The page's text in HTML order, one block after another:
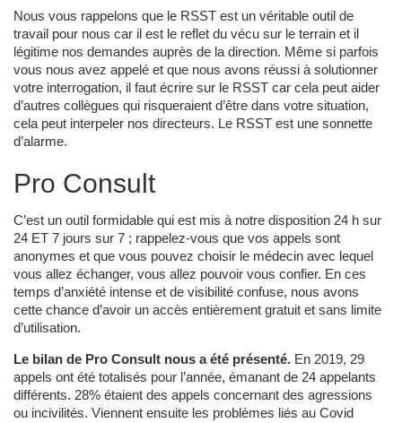
Nous vous rappelons que le RSST est un véritable outil de
travail pour nous car il est le reflet du vécu sur le terrain et il
légitime nos demandes auprès de la direction. Même si parfois
vous nous avez appelé et que nous avons réussi à solutionner
votre interrogation, il faut écrire sur le RSST car cela peut aider
d’autres collègues qui risqueraient d’être dans votre situation,
cela peut interpeler nos directeurs. Le RSST est une sonnette
d’alarme.
Pro Consult
C’est un outil formidable qui est mis à notre disposition 24 h sur
24 ET 7 jours sur 7 ; rappelez-vous que vos appels sont
anonymes et que vous pouvez choisir le médecin avec lequel
vous allez échanger, vous allez pouvoir vous confier. En ces
temps d’anxiété intense et de visibilité confuse, nous avons
cette chance d’avoir un accès entièrement gratuit et sans limite
d’utilisation.
Le bilan de Pro Consult nous a été présenté. En 2019, 29
appels ont été totalisés pour l’année, émanant de 24 appelants
différents. 28% étaient des appels concernant des agressions
ou incivilités. Viennent ensuite les problèmes liés au Covid